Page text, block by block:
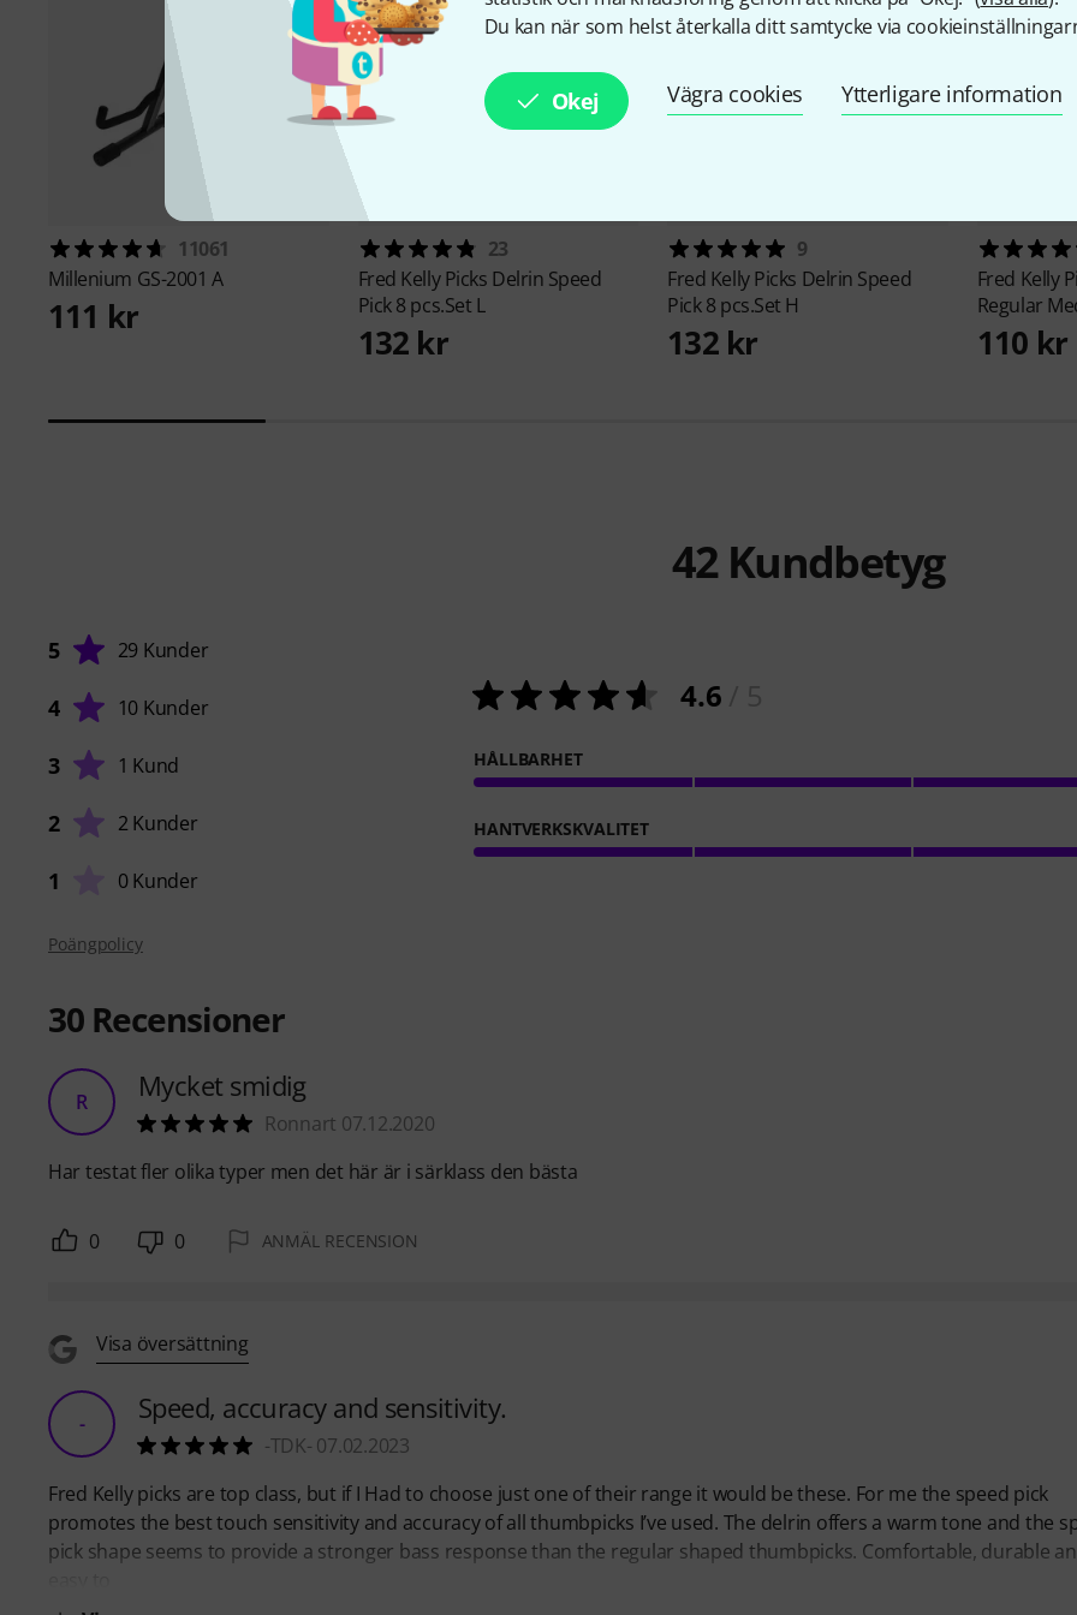
Du kan när som helst återkalla ditt samtycke via
Okej Vägra cookies Ytterligare information
11061
Millenium GS-2001 A
111 kr
23
Fred Kelly Picks Delrin Speed
Pick 8 pcs.Set L
132 kr
9
Fred Kelly Picks Delrin Speed
Pick 8 pcs.Set H
132 kr
Fred Kelly
Regular
110 kr
42Kundbetyg
5 29 Kunder
4 10 Kunder
3 1 Kund
2 2 Kunder
1 0 Kunder
4.6
HÅLLBARHET
HANTVERKSKVALITET
Poängpolicy
30 Recensioner
R Mycket smidig
Ronnart 07.12.2020
Har testat fler olika typer men det här är i särklass den bästa
0 0 ANMÄL RECENSION
Visa översättning
- Speed, accuracy and sensitivity.
-TDK- 07.02.2023
Fred Kelly picks are top class, but if I Had to choose just one of their range it would be these. For me the speed pick
promotes the best touch sensitivity and accuracy of all thumbpicks I’ve used. The delrin offers a warm tone and the
pick shape seems to provide a stronger bass response than the regular shaped thumbpicks. Comfortable, durable